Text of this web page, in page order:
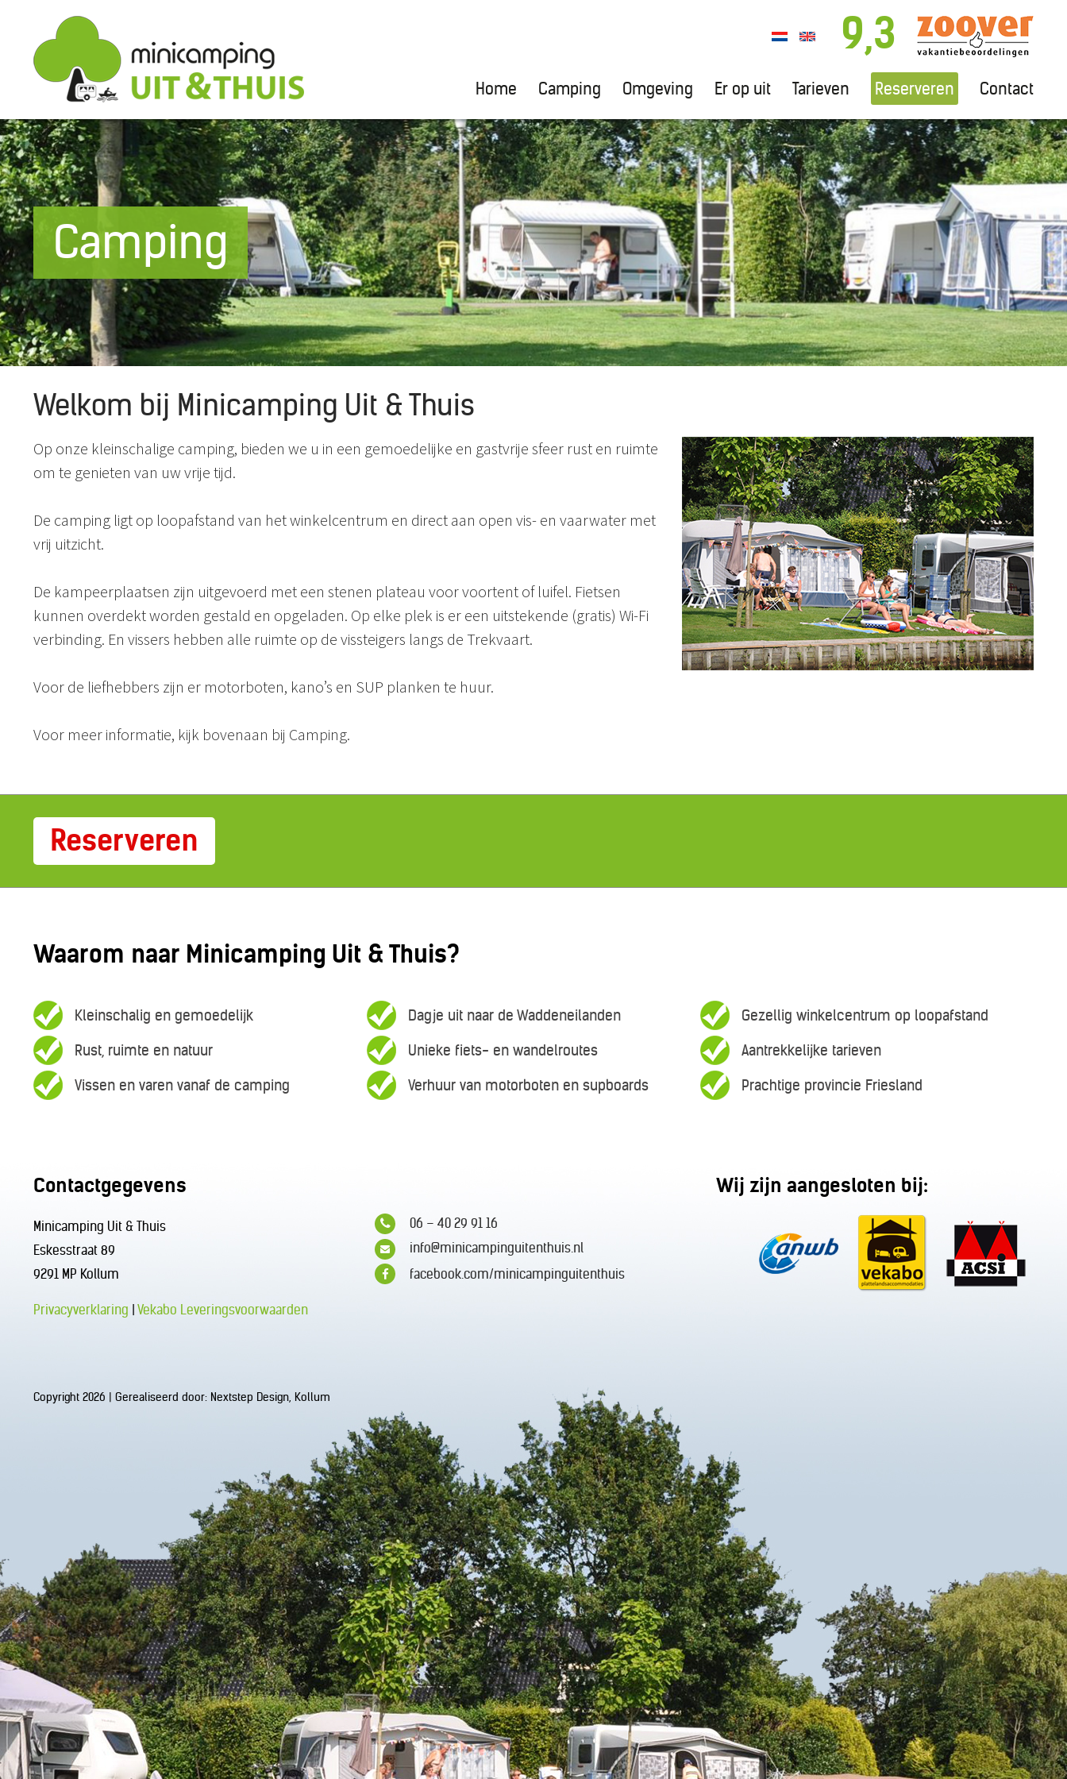
9,3
Home Camping Omgeving Er op uit Tarieven Reserveren Contact
Camping
Welkom bij Minicamping Uit & Thuis
Op onze kleinschalige camping, bieden we u in een gemoedelijke en gastvrije sfeer rust en ruimte
om te genieten van uw vrije tijd.
De camping ligt op loopafstand van het winkelcentrum en direct aan open vis- en vaarwater met
vrij uitzicht.
De kampeerplaatsen zijn uitgevoerd met een stenen plateau voor voortent of luifel. Fietsen
kunnen overdekt worden gestald en opgeladen. Op elke plek is er een uitstekende (gratis) Wi-Fi
verbinding. En vissers hebben alle ruimte op de vissteigers langs de Trekvaart.
Voor de liefhebbers zijn er motorboten, kano’s en SUP planken te huur.
Voor meer informatie, kijk bovenaan bij Camping.
Reserveren
Waarom naar Minicamping Uit & Thuis?
Kleinschalig en gemoedelijk Dagje uit naar de Waddeneilanden
Gezellig winkelcentrum op loopafstand
Rust, ruimte en natuur
Unieke fiets- en wandelroutes
Aantrekkelijke tarieven
Vissen en varen vanaf de camping
Verhuur van motorboten en supboards Prachtige provincie Friesland
Contactgegevens
Minicamping Uit & Thuis
Eskesstraat 89
9291 MP Kollum
Privacyverklaring Vekabo Leveringsvoorwaarden
06 – 40 29 91 16
info@minicampinguitenthuis.nl
facebook.com/minicampinguitenthuis
Wij zijn aangesloten bij:
Copyright 2026 | Gerealiseerd door: Nextstep Design, Kollum